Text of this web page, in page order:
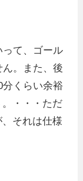
って、ゴール
。また、後
くらい余裕
・・・ただ
それは仕様